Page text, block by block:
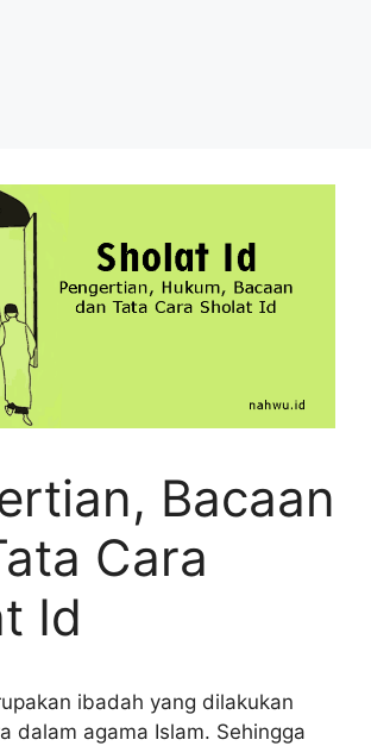
Bacaan
Cara
Id
ibadah yang dilakukan
dalam agama Islam. Sehingga